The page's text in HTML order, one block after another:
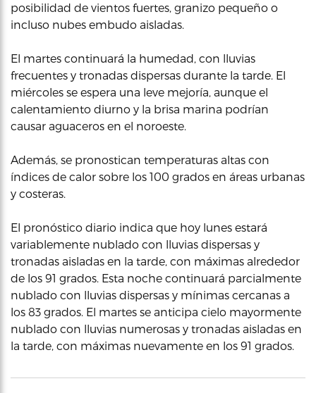
posibilidad de vientos fuertes, granizo pequeño o
incluso nubes embudo aisladas.
El martes continuará la humedad, con lluvias
frecuentes y tronadas dispersas durante la tarde. El
miércoles se espera una leve mejoría, aunque el
calentamiento diurno y la brisa marina podrían
causar aguaceros en el noroeste.
Además, se pronostican temperaturas altas con
índices de calor sobre los 100 grados en áreas urbanas
y costeras.
El pronóstico diario indica que hoy lunes estará
variablemente nublado con lluvias dispersas y
tronadas aisladas en la tarde, con máximas alrededor
de los 91 grados. Esta noche continuará parcialmente
nublado con lluvias dispersas y mínimas cercanas a
los 83 grados. El martes se anticipa cielo mayormente
nublado con lluvias numerosas y tronadas aisladas en
la tarde, con máximas nuevamente en los 91 grados.